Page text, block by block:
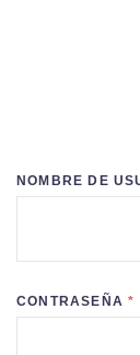
NOMBRE DE
CONTRASEÑA*